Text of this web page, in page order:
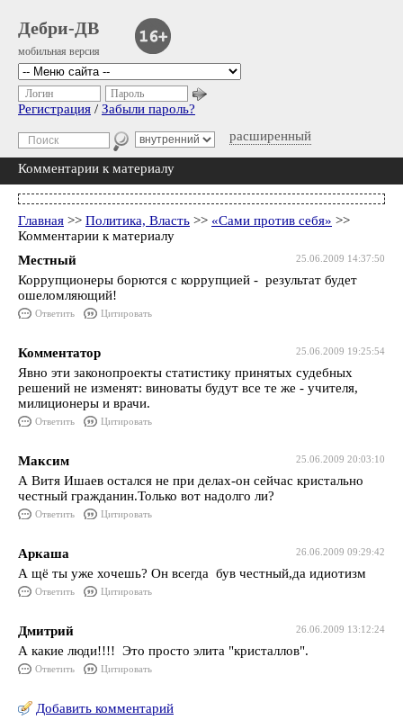
Дебри-ДВ
мобильная версия
расширенный
Логин Пароль
Регистрация / Забыли пароль?
Комментарии к материалу
Главная >> Политика, Власть >> «Сами против себя» >>
Комментарии к материалу
25.06.2009 14:37:50
Местный
Коррупционеры борются с коррупцией - результат будет
ошеломляющий!
Ответить Цитировать
25.06.2009 19:25:54
Комментатор
Явно эти законопроекты статистику принятых судебных
решений не изменят: виноваты будут все те же - учителя,
милиционеры и врачи.
Ответить Цитировать
25.06.2009 20:03:10
Максим
А Витя Ишаев остался не при делах-он сейчас кристально
честный гражданин.Только вот надолго ли?
Ответить Цитировать
26.06.2009 09:29:42
Аркаша
А щё ты уже хочешь? Он всегда був честный,да идиотизм
Ответить Цитировать
26.06.2009 13:12:24
Дмитрий
А какие люди!!!! Это просто элита "кристаллов".
Ответить Цитировать
Добавить комментарий